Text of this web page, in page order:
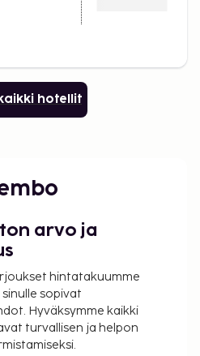
hotellit
arvo ja
hintatakuumme
sopivat
Hyväksymme kaikki
turvallisen ja helpon